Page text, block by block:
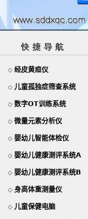
◇ 经皮黄疸仪
◇ 儿童孤独症筛查系统
◇ 数字OT训练系统
◇ 微量元素分析仪
◇ 婴幼儿智能体检仪
◇ 婴幼儿健康测评系统A
◇ 婴幼儿健康测评系统B
◇ 身高体重测量仪
◇ 儿童保健电脑